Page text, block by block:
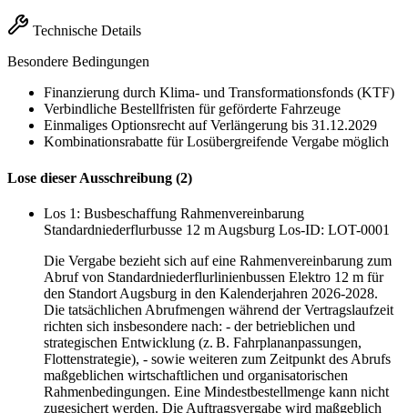
Technische Details
Besondere Bedingungen
Finanzierung durch Klima- und Transformationsfonds (KTF)
Verbindliche Bestellfristen für geförderte Fahrzeuge
Einmaliges Optionsrecht auf Verlängerung bis 31.12.2029
Kombinationsrabatte für Losübergreifende Vergabe möglich
Lose dieser Ausschreibung (2)
Los 1: Busbeschaffung Rahmenvereinbarung
Standardniederflurbusse 12 m Augsburg Los-ID: LOT-0001
Die Vergabe bezieht sich auf eine Rahmenvereinbarung zum
Abruf von Standardniederflurlinienbussen Elektro 12 m für
den Standort Augsburg in den Kalenderjahren 2026-2028.
Die tatsächlichen Abrufmengen während der Vertragslaufzeit
richten sich insbesondere nach: - der betrieblichen und
strategischen Entwicklung (z. B. Fahrplananpassungen,
Flottenstrategie), - sowie weiteren zum Zeitpunkt des Abrufs
maßgeblichen wirtschaftlichen und organisatorischen
Rahmenbedingungen. Eine Mindestbestellmenge kann nicht
zugesichert werden. Die Auftragsvergabe wird maßgeblich